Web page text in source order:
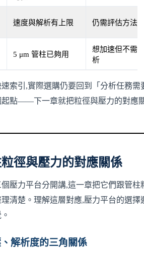
速度與解析有上限 仍需評估方法
5 μm 管柱已夠用
想加速但不需
析
索引,實際選購仍要回到「分析任務需
起點——下一章就把粒徑與壓力的對應
徑與壓力的對應關係
壓力平台分開講,這一章把它們跟管柱
清楚。理解這層對應,壓力平台的選擇
解析度的三角關係